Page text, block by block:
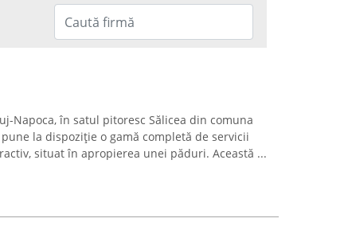
Napoca, în satul pitoresc Sălicea din comuna
la dispoziție o gamă completă de servicii
situat în apropierea unei păduri. Această ...